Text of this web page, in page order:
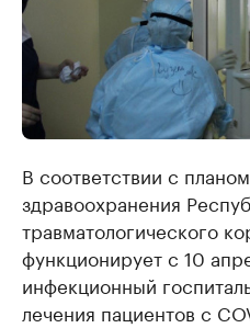
В соответствии с
здравоохранения
травматологического
функционирует с 10
инфекционный
лечения пациентов с